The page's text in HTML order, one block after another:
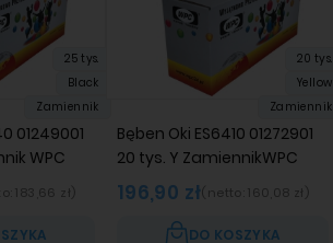
01249001
WPC
183,66 zł
25 tys.
Black
Zamiennik
Bęben Oki ES6410 01272901
20 tys. Y ZamiennikWPC
196,90 zł(netto: 160,08 zł
DO KOSZYKA
20 tys.
Yellow
Zamiennik